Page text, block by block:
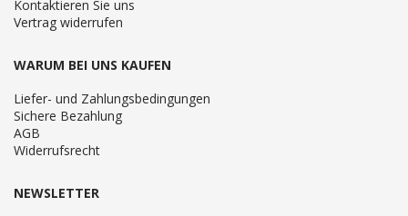
Kontaktieren Sie uns
Vertrag widerrufen
WARUM BEI UNS KAUFEN
Liefer- und Zahlungsbedingungen
Sichere Bezahlung
AGB
Widerrufsrecht
NEWSLETTER